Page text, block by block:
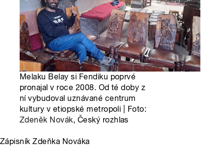
Melaku Belay si Fendiku poprvé
pronajal v roce 2008. Od té doby z
ní vybudoval uznávané centrum
kultury v etiopské metropoli | Foto:
Zdeněk Novák, Český rozhlas
Zápisník Zdeňka Nováka